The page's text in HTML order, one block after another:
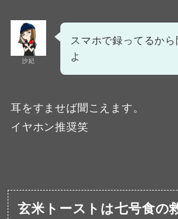
沙妃
スマホで録ってるから
よ
耳をすませば聞こえます。
イヤホン推奨笑
玄米トーストは七号食の